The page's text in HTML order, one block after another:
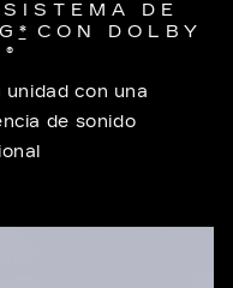
DE
*CON DOLBY
unidad con una
de sonido